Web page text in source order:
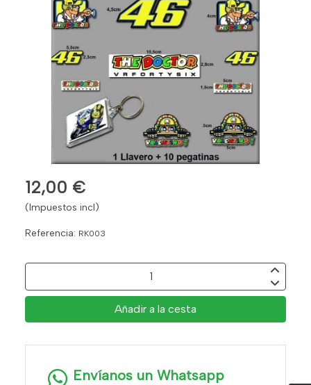
12,00 €
(Impuestos incl)
Referencia: RK003
Añadir a la cesta
Envíanos un Whatsapp